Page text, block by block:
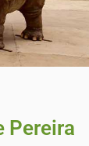
Pereira